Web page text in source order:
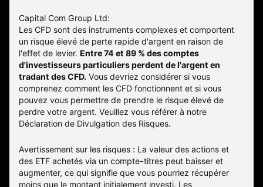
Capital Com Group Ltd:
Les CFD sont des instruments complexes et comportent
un risque élevé de perte rapide d'argent en raison de
l'effet de levier. Entre 74 et 89 % des comptes
d'investisseurs particuliers perdent de l'argent en
tradant des CFD. Vous devriez considérer si vous
comprenez comment les CFD fonctionnent et si vous
pouvez vous permettre de prendre le risque élevé de
perdre votre argent. Veuillez vous référer à notre
Déclaration de Divulgation des Risques.
Avertissement sur les risques : La valeur des actions et
des ETF achetés via un compte-titres peut baisser et
augmenter, ce qui signifie que vous pourriez récupérer
moins que le montant initialement investi. Les